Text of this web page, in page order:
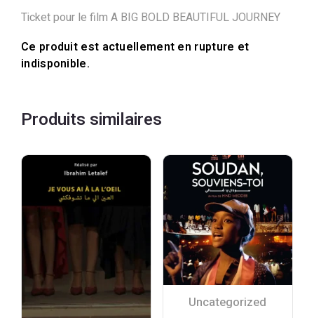
Ticket pour le film A BIG BOLD BEAUTIFUL JOURNEY
Ce produit est actuellement en rupture et
indisponible.
Produits similaires
Uncategorized